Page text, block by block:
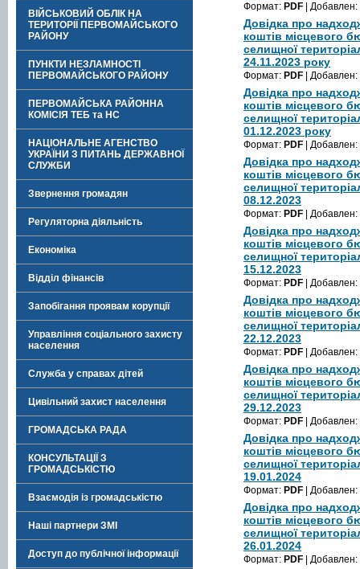
ВІЙСЬКОВИЙ ОБЛІК НА
ТЕРИТОРІЇ ПЕРВОМАЙСЬКОГО
РАЙОНУ
ПУНКТИ НЕЗЛАМНОСТІ
ПЕРВОМАЙСЬКОГО РАЙОНУ
ПЕРВОМАЙСЬКА РАЙОННА
КОМІСІЯ ТЕБ та НС
НАЦІОНАЛЬНЕ АГЕНСТВО
УКРАЇНИ З ПИТАНЬ ДЕРЖАВНОЇ
СЛУЖБИ
Звернення громадян
Регуляторна діяльність
Економіка
Відділ фінансів
Запобігання проявам корупції
Управління соціального захисту
населення
Служба у справах дітей
Цивільний захист населення
ГРОМАДСЬКА РАДА
КОНСУЛЬТАЦІЇ З
ГРОМАДСЬКІСТЮ
Взаємодія із громадськістю
Наші партнери ЗМІ
Доступ до публічної інформації
Формат: PDF | Добавлен:
Довідка про
коштів місцевого
селищної
24.11.2023 року
Формат: PDF | Добавлен:
Довідка про
коштів місцевого
селищної
01.12.2023 року
Формат: PDF | Добавлен:
Довідка про
коштів місцевого
селищної
08.12.2023
Формат: PDF | Добавлен:
Довідка про
коштів місцевого
селищної
15.12.2023
Формат: PDF | Добавлен:
Довідка про
коштів місцевого
селищної
22.12.2023
Формат: PDF | Добавлен:
Довідка про
коштів місцевого
селищної
29.12.2023
Формат: PDF | Добавлен:
Довідка про
коштів місцевого
селищної
19.01.2024
Формат: PDF | Добавлен:
Довідка про
коштів місцевого
селищної
26.01.2024
Формат: PDF | Добавлен: